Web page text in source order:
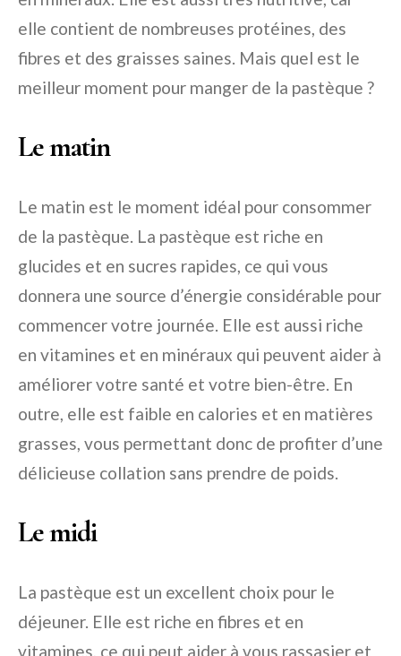
elle contient de nombreuses protéines, des
fibres et des graisses saines. Mais quel est le
meilleur moment pour manger de la pastèque ?
Le matin
Le matin est le moment idéal pour consommer
de la pastèque. La pastèque est riche en
glucides et en sucres rapides, ce qui vous
donnera une source d’énergie considérable pour
commencer votre journée. Elle est aussi riche
en vitamines et en minéraux qui peuvent aider à
améliorer votre santé et votre bien-être. En
outre, elle est faible en calories et en matières
grasses, vous permettant donc de profiter d’une
délicieuse collation sans prendre de poids.
Le midi
La pastèque est un excellent choix pour le
déjeuner. Elle est riche en fibres et en
vitamines, ce qui peut aider à vous rassasier et